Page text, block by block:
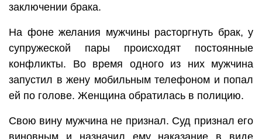
заключении брака.
На фоне желания мужчины расторгнуть брак, у
супружеской пары происходят постоянные
конфликты. Во время одного из них мужчина
запустил в жену мобильным телефоном и попал
ей по голове. Женщина обратилась в полицию.
Свою вину мужчина не признал. Суд признал его
виновным и назначил ему наказание в виде